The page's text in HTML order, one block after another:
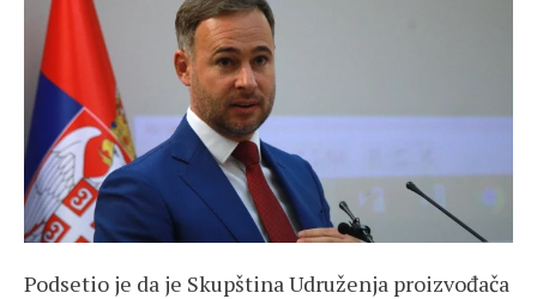
Podsetio je da je Skupština Udruženja proizvođača